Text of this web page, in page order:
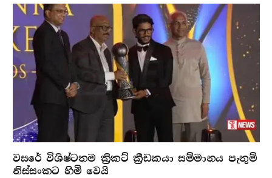
වසරේ විශිෂ්ටතම ක්‍රිකට් ක්‍රීඩකයා සම්මානය පැතුම්
නිස්සංකට හිමි වෙයි